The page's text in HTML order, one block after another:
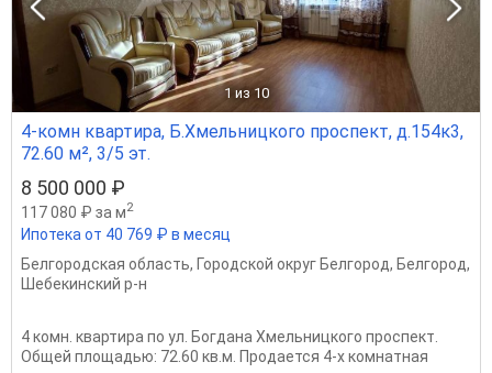
1 из 10
4-комн квартира, Б.Хмельницкого проспект, д.154к3,
72.60 м², 3/5 эт.
8 500 000 ₽
117 080 ₽ за м2
Ипотека от 40 769 ₽ в месяц
Белгородская область, Городской округ Белгород, Белгород,
Шебекинский р-н
4 комн. квартира по ул. Богдана Хмельницкого проспект.
Общей площадью: 72.60 кв.м. Продается 4-х комнатная